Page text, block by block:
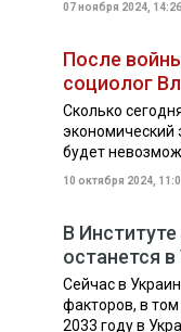
07 ноября 2024, 14:26
После
социолог
Сколько
экономический
будет
10 октября 2024,
В
останется
Сейчас в
факторов, в
2033 году в